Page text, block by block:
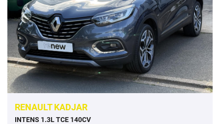
RENAULT KADJAR
INTENS 1.3L TCE 140CV